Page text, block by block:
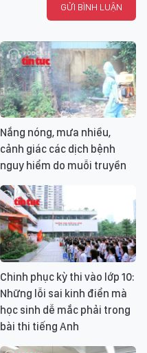
GỬI BÌNH LUẬN
Nắng nóng, mưa nhiều,
cảnh giác các dịch bệnh
nguy hiểm do muỗi truyền
Chinh phục kỳ thi vào lớp 10:
Những lỗi sai kinh điển mà
học sinh dễ mắc phải trong
bài thi tiếng Anh